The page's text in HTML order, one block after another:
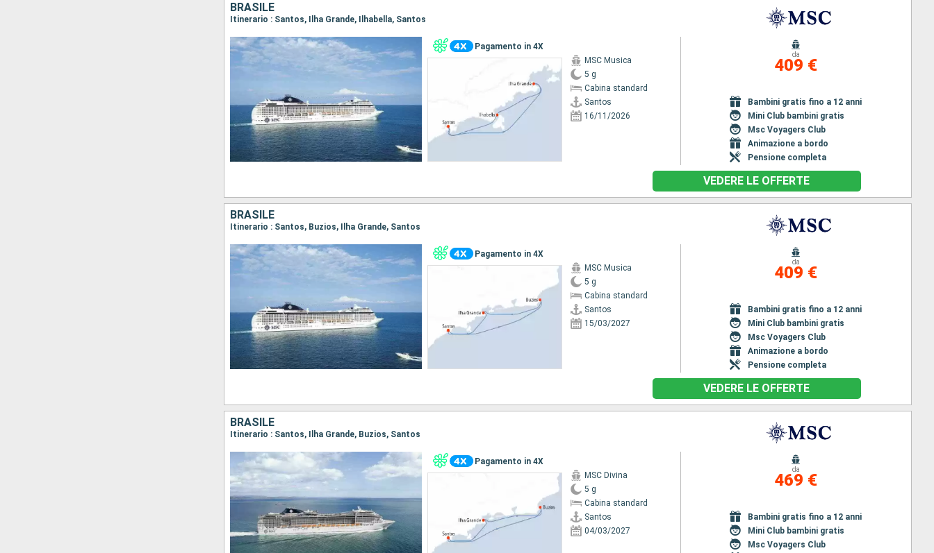
BRASILE
Itinerario : Santos, Ilha Grande, Ilhabella, Santos
Pagamento in 4X
MSC Musica
5 g
Cabina standard
Santos
16/11/2026
da
409 €
Bambini gratis fino a 12 anni
Mini Club bambini gratis
Msc Voyagers Club
Animazione a bordo
Pensione completa
VEDERE LE OFFERTE
BRASILE
Itinerario : Santos, Buzios, Ilha Grande, Santos
Pagamento in 4X
MSC Musica
5 g
Cabina standard
Santos
15/03/2027
da
409 €
Bambini gratis fino a 12 anni
Mini Club bambini gratis
Msc Voyagers Club
Animazione a bordo
Pensione completa
VEDERE LE OFFERTE
BRASILE
Itinerario : Santos, Ilha Grande, Buzios, Santos
Pagamento in 4X
MSC Divina
5 g
Cabina standard
Santos
04/03/2027
da
469 €
Bambini gratis fino a 12 anni
Mini Club bambini gratis
Msc Voyagers Club